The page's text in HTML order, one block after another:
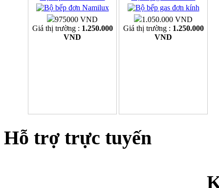
975000 VND
Giá thị trường : 1.250.000
VND
1.050.000 VND
Giá thị trường : 1.250.000
VND
Hỗ trợ trực tuyến